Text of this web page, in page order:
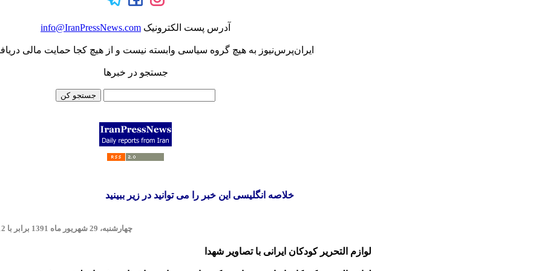
آدرس پست الکترونيک info@IranPressNews.com
ایران‌پرس‌نیوز به هیچ گروه سیاسی وابسته نیست و از هیچ کجا حمایت مالی
جستجو در خبرها
خلاصه انگلیسی این خبر را می توانید در زیر ببینید
چهارشنبه، 29 شهریور ماه 1391 برابر با 2012 Wednesday 19 September
لوازم التحریر کودکان ایرانی با تصاویر شهدا